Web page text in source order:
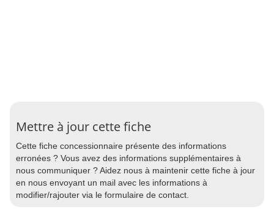
Mettre à jour cette fiche
Cette fiche concessionnaire présente des informations
erronées ? Vous avez des informations supplémentaires à
nous communiquer ? Aidez nous à maintenir cette fiche à jour
en nous envoyant un mail avec les informations à
modifier/rajouter via le formulaire de contact.